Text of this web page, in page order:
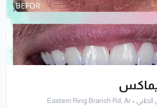
الطبي •
Eastern Ring Branch Rd, Ar